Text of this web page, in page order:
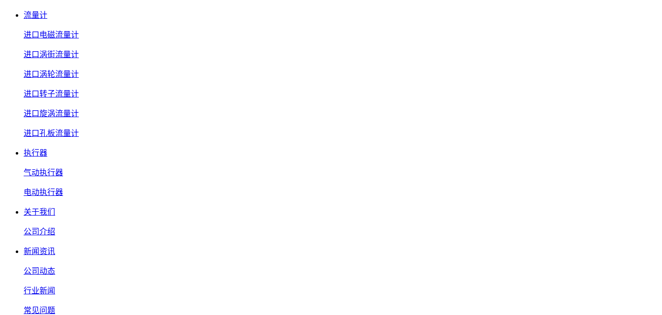
流量计
进口电磁流量计
进口涡街流量计
进口涡轮流量计
进口转子流量计
进口旋涡流量计
进口孔板流量计
执行器
气动执行器
电动执行器
关于我们
公司介绍
新闻资讯
公司动态
行业新闻
常见问题